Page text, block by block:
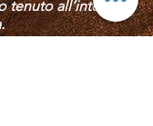
tenuto all’interno
e partecipato